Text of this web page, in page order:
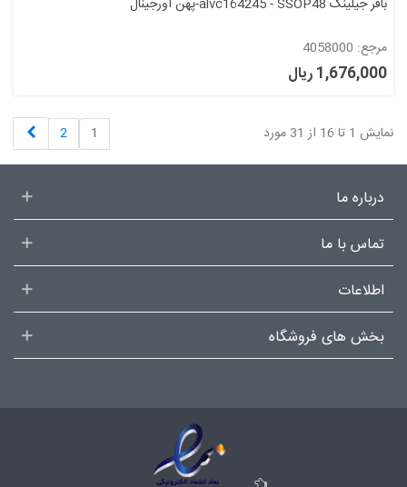
بافر جیلینک alvc164245 - SSOP48-پهن اورجینال
مرجع: 4058000
1,676,000 ریال
نمایش 1 تا 16 از 31 مورد 1
2
درباره ما
تماس با ما
اطلاعات
بخش های فروشگاه